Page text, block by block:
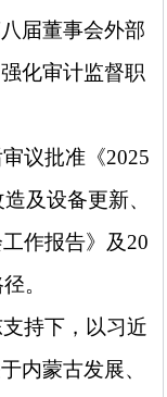
届董事会外部
化审计监督职
议批准《2025
及设备更新、
作报告》及20
。
持下，以习近
内蒙古发展、